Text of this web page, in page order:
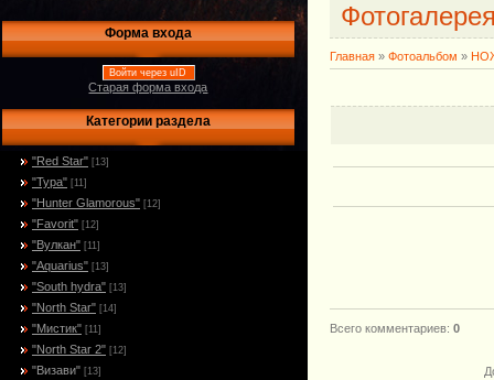
Форма входа
Войти через uID
Старая форма входа
Категории раздела
"Red Star" [13]
"Тура" [11]
"Hunter Glamorous" [12]
"Favorit" [12]
"Вулкан" [11]
"Aquarius" [13]
"South hydra" [13]
"North Star" [14]
"Мистик" [11]
"North Star 2" [12]
"Визави" [13]
Главная » Фотоальбом »
Всего комментариев: 0